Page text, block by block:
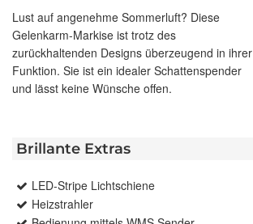
Lust auf angenehme Sommerluft? Diese
Gelenkarm-Markise ist trotz des
zurückhaltenden Designs überzeugend in ihrer
Funktion. Sie ist ein idealer Schattenspender
und lässt keine Wünsche offen.
Brillante Extras
LED-Stripe Lichtschiene
Heizstrahler